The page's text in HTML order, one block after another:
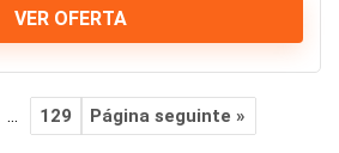
VER OFERTA
129 Página seguinte »